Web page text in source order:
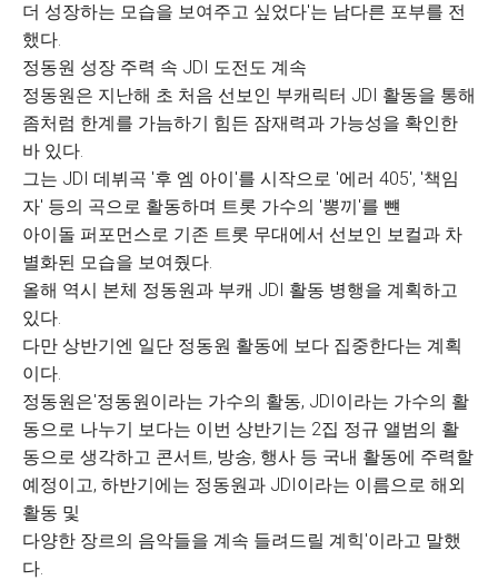
더 성장하는 모습을 보여주고 싶었다'는 남다른 포부를 전
했다.
정동원 성장 주력 속 JDI 도전도 계속
정동원은 지난해 초 처음 선보인 부캐릭터 JDI 활동을 통해
좀처럼 한계를 가늠하기 힘든 잠재력과 가능성을 확인한
바 있다.
그는 JDI 데뷔곡 '후 엠 아이'를 시작으로 '에러 405', '책임
자' 등의 곡으로 활동하며 트롯 가수의 '뽕끼'를 뺸
아이돌 퍼포먼스로 기존 트롯 무대에서 선보인 보컬과 차
별화된 모습을 보여줬다.
올해 역시 본체 정동원과 부캐 JDI 활동 병행을 계획하고
있다.
다만 상반기엔 일단 정동원 활동에 보다 집중한다는 계획
이다.
정동원은'정동원이라는 가수의 활동, JDI이라는 가수의 활
동으로 나누기 보다는 이번 상반기는 2집 정규 앨범의 활
동으로 생각하고 콘서트, 방송, 행사 등 국내 활동에 주력할
예정이고, 하반기에는 정동원과 JDI이라는 이름으로 해외
활동 및
다양한 장르의 음악들을 계속 들려드릴 계힉'이라고 말했
다.